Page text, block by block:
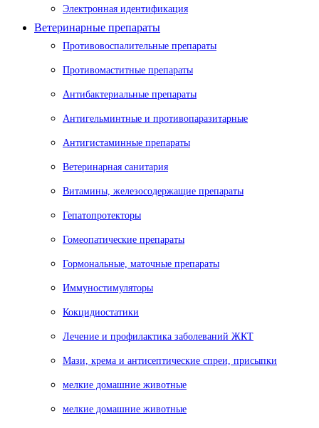
Электронная идентификация
Ветеринарные препараты
Противовоспалительные препараты
Противомаститные препараты
Антибактериальные препараты
Антигельминтные и противопаразитарные
Антигистаминные препараты
Ветеринарная санитария
Витамины, железосодержащие препараты
Гепатопротекторы
Гомеопатические препараты
Гормональные, маточные препараты
Иммуностимуляторы
Кокцидиостатики
Лечение и профилактика заболеваний ЖКТ
Мази, крема и антисептические спреи, присыпки
мелкие домашние животные
мелкие домашние животные